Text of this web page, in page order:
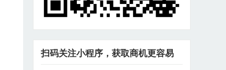
扫码关注小程序，获取商机更容易